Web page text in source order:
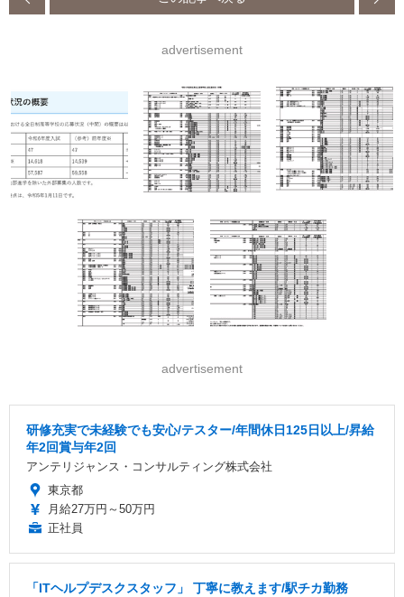
advertisement
advertisement
研修充実で未経験でも安心/テスター/年間休日125日以上/昇給
年2回賞与年2回
アンテリジャンス・コンサルティング株式会社
東京都
月給27万円～50万円
正社員
「ITヘルプデスクスタッフ」 丁寧に教えます/駅チカ勤務